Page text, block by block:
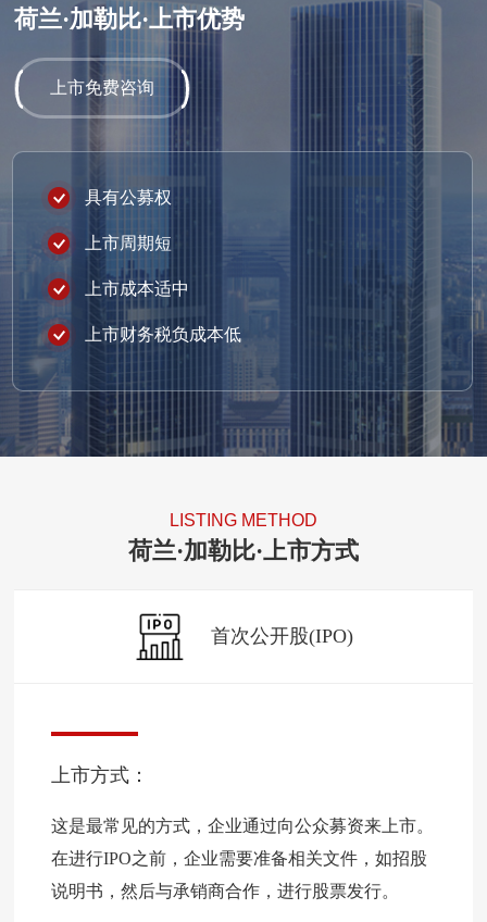
荷兰·加勒比·上市优势
上市免费咨询
具有公募权
上市周期短
上市成本适中
上市财务税负成本低
LISTING METHOD
荷兰·加勒比·上市方式
首次公开股(IPO)
上市方式：
这是最常见的方式，企业通过向公众募资来上市。
在进行IPO之前，企业需要准备相关文件，如招股
说明书，然后与承销商合作，进行股票发行。